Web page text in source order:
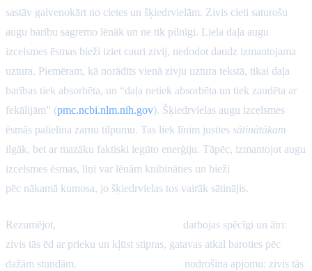
sastāv galvenokārt no cietes un šķiedrvielām. Zivis cieti saturošu
augu barību sagremo lēnāk un ne tik pilnīgi. Liela daļa augu
izcelsmes ēsmas bieži iziet cauri zivij, nedodot daudz izmantojama
uztura. Piemēram, kā norādīts vienā zivju uztura tekstā, tikai daļa
barības tiek absorbēta, un “daļa netiek absorbēta un tiek zaudēta ar
fekālijām” (pmc.ncbi.nlm.nih.gov). Šķiedrvielas augu izcelsmes
ēsmās palielina zarnu tilpumu. Tas liek līnim justies sātinātākam
ilgāk, bet ar mazāku faktiski iegūto enerģiju. Tāpēc, izmantojot augu
izcelsmes ēsmas, līņi var lēnām knibināties un bieži
pēc nākamā kumosa, jo šķiedrvielas tos vairāk sātinājis.
Rezumējot,
darbojas spēcīgi un ātri:
zivis tās ēd ar prieku un kļūst stipras, gatavas atkal baroties pēc
dažām stundām.
nodrošina apjomu: zivis tās